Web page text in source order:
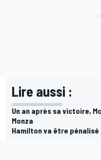
Lire aussi :
Un an après sa victoire,
Monza
Hamilton va être pénalisé